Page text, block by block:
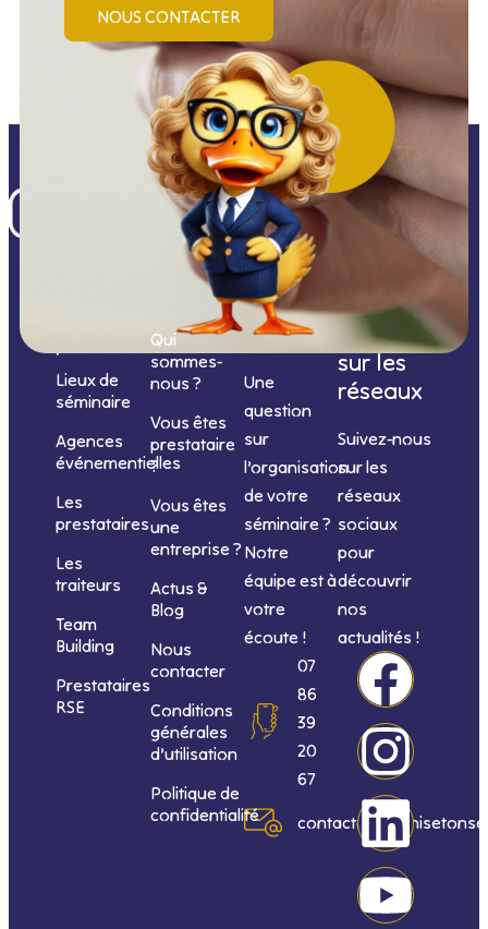
NOUS CONTACTER
prestations
Lieux de
séminaire
Agences
événementielles
Les
prestataires
Les
traiteurs
Team
Building
Prestataires
RSE
Informations
Qui
sommes-
nous ?
Vous êtes
prestataire
?
Vous êtes
une
entreprise ?
Actus &
Blog
Nous
contacter
Conditions
générales
d’utilisation
Politique de
confidentialité
Nous
contacter
Une
question
sur
l’organisation
de votre
séminaire ?
Notre
équipe est à
votre
écoute !
07
86
39
20
67
Nous
suivre
sur les
réseaux
Suivez-nous
sur les
réseaux
sociaux
pour
découvrir
nos
actualités !
F
a
c
e
b
I
n
s
t
a
L
i
n
k
e
Y
o
u
t
u